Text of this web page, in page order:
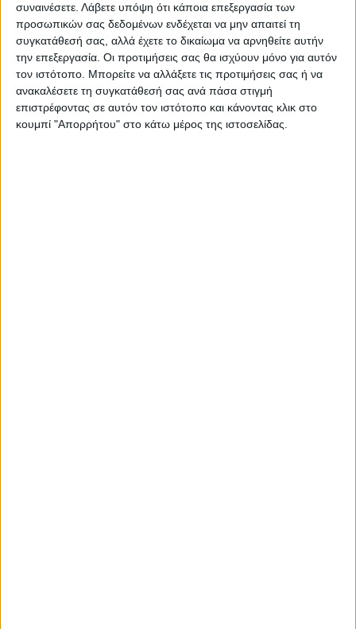
συναινέσετε. Λάβετε υπόψη ότι κάποια επεξεργασία των
προσωπικών σας δεδομένων ενδέχεται να μην απαιτεί τη
συγκατάθεσή σας, αλλά έχετε το δικαίωμα να αρνηθείτε αυτήν
την επεξεργασία. Οι προτιμήσεις σας θα ισχύουν μόνο για αυτόν
τον ιστότοπο. Μπορείτε να αλλάξετε τις προτιμήσεις σας ή να
ανακαλέσετε τη συγκατάθεσή σας ανά πάσα στιγμή
επιστρέφοντας σε αυτόν τον ιστότοπο και κάνοντας κλικ στο
κουμπί "Απορρήτου" στο κάτω μέρος της ιστοσελίδας.
Όλες οι εξελίξεις στην περιοχή της
Καρδίτσας και ευρύτερα της Θεσσαλίας
ΠΡΟΗΓΟΥΜΕΝΟ ΑΡΘΡΟ
Magic Brothers και Dj
ξεσήκωσαν μικρούς και
ΕΠΟΜΕΝΟ ΑΡΘΡΟ
Κολυδάς για Καθαρά
Δευτέρα: Με άστατο καιρό το